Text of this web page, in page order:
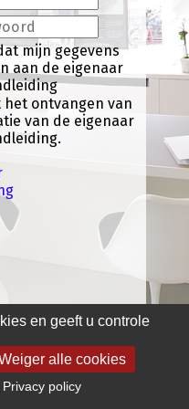
mijn gegevens
aan de eigenaar
ontvangen van
van de eigenaar
en geeft u controle
alle cookies
Privacy policy